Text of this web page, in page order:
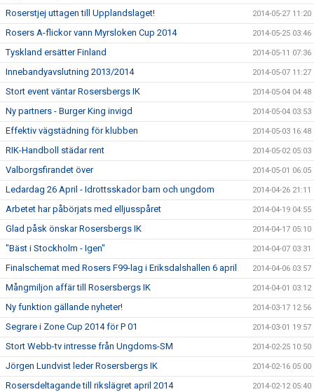
Roserstjej uttagen till Upplandslaget! 2014-05-27 11:20
Rosers A-flickor vann Myrsloken Cup 2014 2014-05-25 03:46
Tyskland ersätter Finland 2014-05-11 07:36
Innebandyavslutning 2013/2014 2014-05-07 11:27
Stort event väntar Rosersbergs IK 2014-05-04 04:48
Ny partners - Burger King invigd 2014-05-04 03:53
Effektiv vägstädning för klubben 2014-05-03 16:48
RIK-Handboll städar rent 2014-05-02 05:03
Valborgsfirandet över 2014-05-01 06:05
Ledardag 26 April - Idrottsskador barn och ungdom 2014-04-26 21:11
Arbetet har påbörjats med elljusspåret 2014-04-19 04:55
Glad påsk önskar Rosersbergs IK 2014-04-17 05:10
"Bäst i Stockholm - Igen" 2014-04-07 03:31
Finalschemat med Rosers F99-lag i Eriksdalshallen 6 april 2014-04-06 03:57
Mångmiljon affär till Rosersbergs IK 2014-04-01 03:12
Ny funktion gällande nyheter! 2014-03-17 12:56
Segrare i Zone Cup 2014 för P 01 2014-03-01 19:57
Stort Webb-tv intresse från Ungdoms-SM 2014-02-25 10:50
Jörgen Lundvist leder Rosersbergs IK 2014-02-16 05:00
Rosersdeltagande till rikslägret april 2014 2014-02-12 05:40